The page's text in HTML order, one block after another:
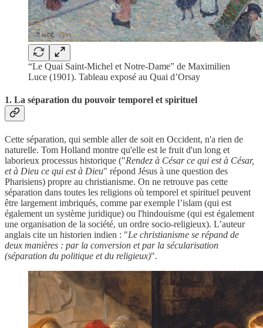
“Le Quai Saint-Michel et Notre-Dame” de Maximilien
Luce (1901). Tableau exposé au Quai d’Orsay
1. La séparation du pouvoir temporel et spirituel
Cette séparation, qui semble aller de soit en Occident, n'a rien de
naturelle. Tom Holland montre qu'elle est le fruit d'un long et
laborieux processus historique ("Rendez à César ce qui est à César,
et à Dieu ce qui est à Dieu" répond Jésus à une question des
Pharisiens) propre au christianisme. On ne retrouve pas cette
séparation dans toutes les religions où temporel et spirituel peuvent
être largement imbriqués, comme par exemple l’islam (qui est
également un système juridique) ou l'hindouisme (qui est également
une organisation de la société, un ordre socio-religieux). L’auteur
anglais cite un historien indien : "Le christianisme se répand de
deux manières : par la conversion et par la sécularisation
(séparation du politique et du religieux)".